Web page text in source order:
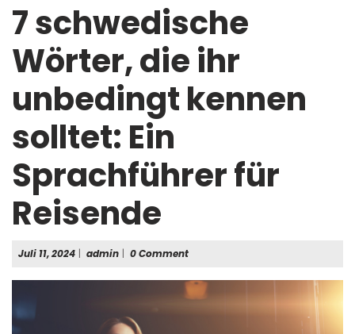
7 schwedische
Wörter, die ihr
unbedingt kennen
solltet: Ein
Sprachführer für
Reisende
Juli 11, 2024Juli
2024
| adminadmin
| 0 Comment